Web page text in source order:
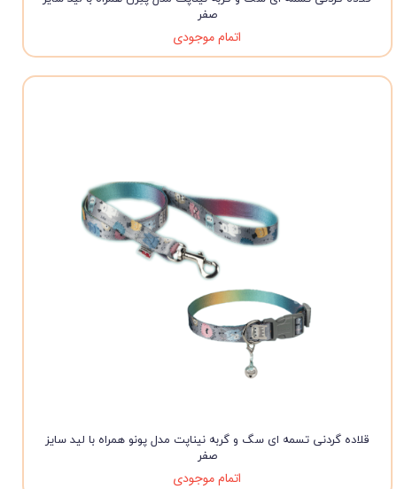
صفر
اتمام موجودی
قلاده گردنی تسمه ای سگ و گربه نیناپت مدل پونو همراه با لید سایز
صفر
اتمام موجودی